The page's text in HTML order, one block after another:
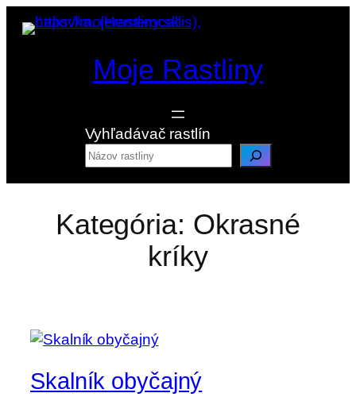
Prejsť
na
Moje Rastliny
Vyhľadávač rastlín
Kategória: Okrasné
kríky
Skalník obyčajný